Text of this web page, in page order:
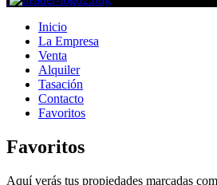
Inicio
La Empresa
Venta
Alquiler
Tasación
Contacto
Favoritos
Favoritos
Aquí verás tus propiedades marcadas